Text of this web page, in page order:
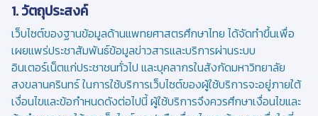
1. วัตถุประสงค์
เว็บไซต์ของฐานข้อมูลด้านแพทยศาสตรศึกษาไทย ได้จัดทำขึ้นเพื่อ
เผยแพร่ประชาสัมพันธ์ข้อมูลข่าวสารและบริการผ่านระบบ
อินเตอร์เน็ตแก่ประชาชนทั่วไป และบุคลากรในสังกัดมหาวิทยาลัย
สงขลานครินทร์ ในการใช้บริการเว็บไซต์ของผู้ใช้บริการจะอยู่ภายใต้
เงื่อนไขและข้อกำหนดดังต่อไปนี้ ผู้ใช้บริการจึงควรศึกษาเงื่อนไขและ